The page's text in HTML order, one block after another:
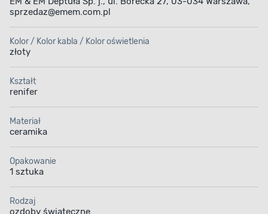
sprzedaz@emem.com.pl
Kolor / Kolor kabla / Kolor oświetlenia
złoty
Kształt
renifer
Materiał
ceramika
Opakowanie
1 sztuka
Rodzaj
ozdoby świąteczne